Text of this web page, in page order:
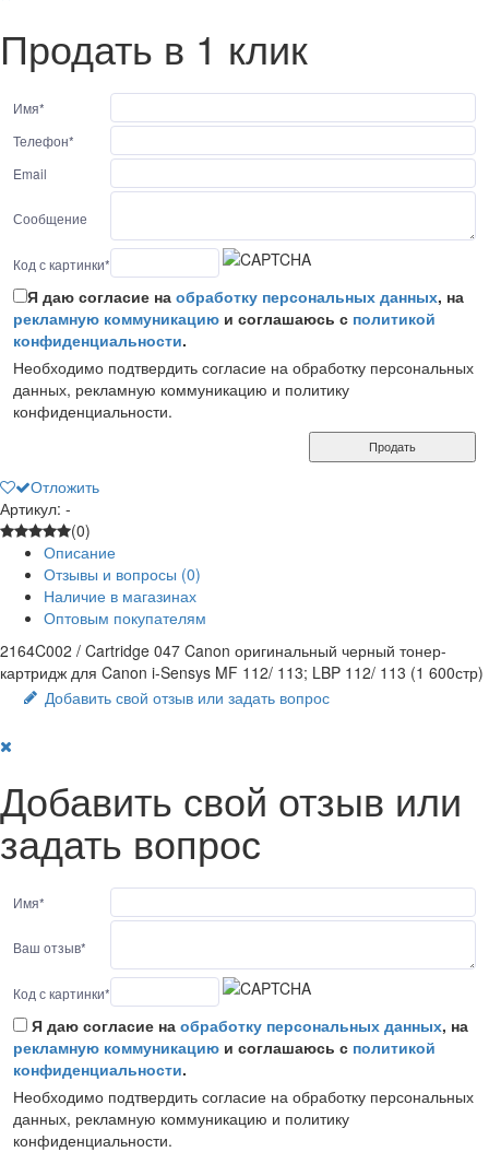
Продать в 1 клик
Имя*
Телефон*
Email
Сообщение
Код с картинки*
Я даю согласие на обработку персональных данных, на
рекламную коммуникацию и соглашаюсь с политикой
конфиденциальности.
Необходимо подтвердить согласие на обработку персональных
данных, рекламную коммуникацию и политику
конфиденциальности.
Продать
Отложить
Артикул: -
(0)
Описание
Отзывы и вопросы (0)
Наличие в магазинах
Оптовым покупателям
2164C002 / Cartridge 047 Canon оригинальный черный тонер-
картридж для Canon i-Sensys MF 112/ 113; LBP 112/ 113 (1 600стр)
Добавить свой отзыв или задать вопрос
Добавить свой отзыв или
задать вопрос
Имя*
Ваш отзыв*
Код с картинки*
Я даю согласие на обработку персональных данных, на
рекламную коммуникацию и соглашаюсь с политикой
конфиденциальности.
Необходимо подтвердить согласие на обработку персональных
данных, рекламную коммуникацию и политику
конфиденциальности.